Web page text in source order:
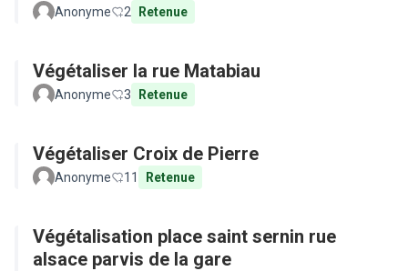
Anonyme 2 Retenue
Végétaliser la rue Matabiau
Anonyme 3 Retenue
Végétaliser Croix de Pierre
Anonyme 11 Retenue
Végétalisation place saint sernin rue
alsace parvis de la gare